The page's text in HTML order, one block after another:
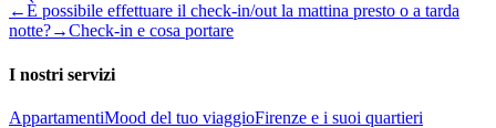
←È possibile effettuare il check-in/out la mattina presto o a tarda
notte?→Check-in e cosa portare
I nostri servizi
AppartamentiMood del tuo viaggioFirenze e i suoi quartieri